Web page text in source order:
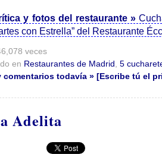
y fotos del restaurante »
con Estrella” del Restaurante
veces
en Restaurantes de Madrid, 5
comentarios todavía » [Escribe tú el
Adelita